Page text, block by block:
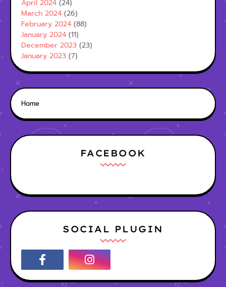
April 2024 (24)
March 2024 (26)
February 2024 (88)
January 2024 (11)
December 2023 (23)
January 2023 (7)
Home
FACEBOOK
SOCIAL PLUGIN